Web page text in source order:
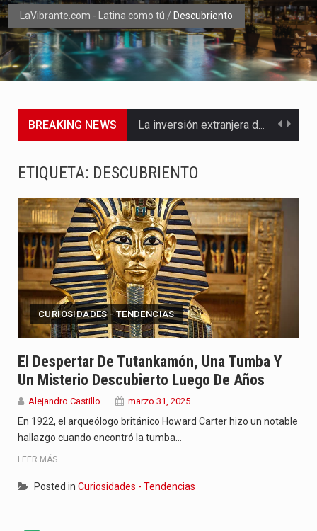
LaVibrante.com - Latina como tú / Descubriento
BREAKING NEWS La inversión extranjera directa en Colombia comenzó a dar señales…
A pocas horas del cambio de gobierno, el equipo de…
La Alcaldía de Barranquilla puso en marcha un amplio plan…
Si eres un trader que prefiere lidiar con condiciones de…
Saber cómo borrar el historial de operaciones en MT4 es…
Jhon Arias continúa consolidándose como una de las grandes figuras…
La cantautora venezolana Joaquina vuelve a sorprender a sus seguidores…
La investigación por la muerte de Kevin Arley Acosta Pico,…
ETIQUETA: DESCUBRIENTO
CURIOSIDADES - TENDENCIAS
El Despertar De Tutankamón, Una Tumba Y
Un Misterio Descubierto Luego De Años
Alejandro Castillo marzo 31, 2025
En 1922, el arqueólogo británico Howard Carter hizo un notable
hallazgo cuando encontró la tumba…
LEER MÁS
Posted in Curiosidades - Tendencias